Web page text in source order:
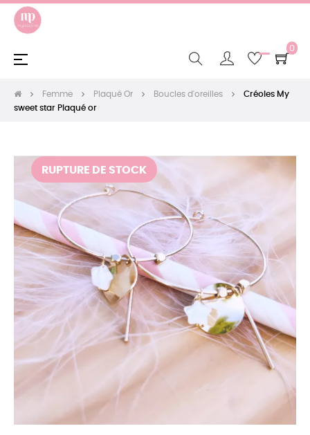
0
Basculer
☰
Femme Plaqué Or Boucles d'oreilles
Créoles My
sweet star Plaqué or
RUPTURE DE STOCK